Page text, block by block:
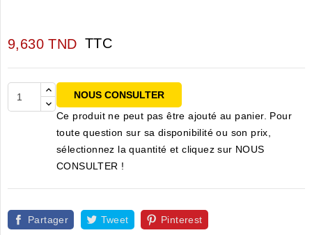
9,630 TND TTC
NOUS CONSULTER
Ce produit ne peut pas être ajouté au panier. Pour
toute question sur sa disponibilité ou son prix,
sélectionnez la quantité et cliquez sur NOUS
CONSULTER !
Partager Tweet Pinterest